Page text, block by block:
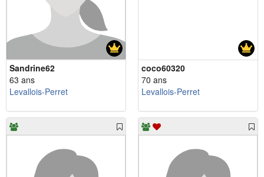
Sandrine62
63 ans
Levallois-Perret
coco60320
70 ans
Levallois-Perret